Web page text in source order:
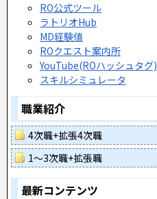
RO公式ツール
ラトリオHub
MD経験値
ROクエスト案内所
YouTube(ROハッシュタグ)
スキルシミュレータ
職業紹介
4次職+拡張4次職
1～3次職+拡張職
最新コンテンツ